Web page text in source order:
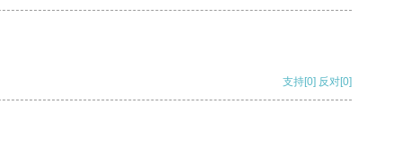
支持[0] 反对[0]